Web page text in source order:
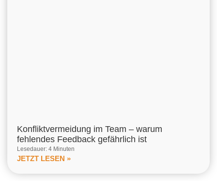
Konfliktvermeidung im Team – warum
fehlendes Feedback gefährlich ist
Lesedauer: 4 Minuten
JETZT LESEN »